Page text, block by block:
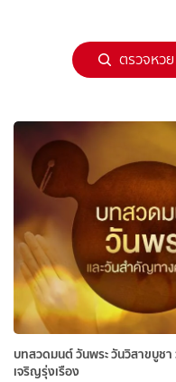
ตรวจหวย
บทสวดมนต์ วันพระ วันวิสาขบูช
เจริญรุ่งเรือง